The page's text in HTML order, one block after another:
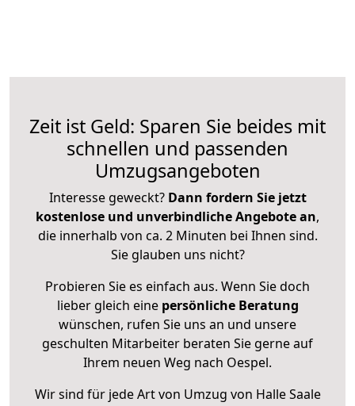
Zeit ist Geld: Sparen Sie beides mit
schnellen und passenden
Umzugsangeboten
Interesse geweckt? Dann fordern Sie jetzt
kostenlose und unverbindliche Angebote an,
die innerhalb von ca. 2 Minuten bei Ihnen sind.
Sie glauben uns nicht?
Probieren Sie es einfach aus. Wenn Sie doch
lieber gleich eine persönliche Beratung
wünschen, rufen Sie uns an und unsere
geschulten Mitarbeiter beraten Sie gerne auf
Ihrem neuen Weg nach Oespel.
Wir sind für jede Art von Umzug von Halle Saale